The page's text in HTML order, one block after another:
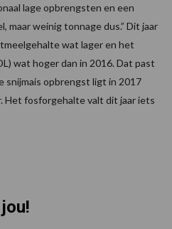
lage opbrengsten en een
maar weinig tonnage dus.” Dit jaar
wat lager en het
wat hoger dan in 2016. Dat past
snijmais opbrengst ligt in 2017
Het fosforgehalte valt dit jaar iets